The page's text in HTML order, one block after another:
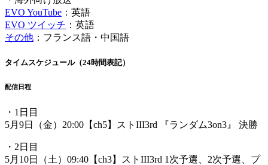
EVO YouTube ：英語
EVO ツイッチ ：英語
その他 ：フランス語・中国語
タイムスケジュール（24時間表記）
配信日程
・1日目
5月9日（金）20:00【ch5】ストIII3rd 『ランダム3on3』 決勝
・2日目
5月10日（土）09:40【ch3】ストIII3rd 1次予選、2次予選、プ